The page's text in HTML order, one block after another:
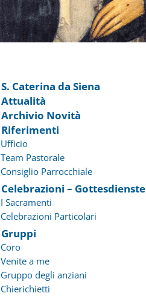
S. Caterina da Siena
Attualità
Archivio Novità
Riferimenti
Ufficio
Team Pastorale
Consiglio Parrocchiale
Celebrazioni – Gottesdienste
I Sacramenti
Celebrazioni Particolari
Gruppi
Coro
Venite a me
Gruppo degli anziani
Chierichietti